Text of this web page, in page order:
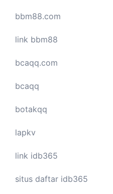
bbm88.com
link bbm88
bcaqq.com
bcaqq
botakqq
lapkv
link idb365
situs daftar idb365